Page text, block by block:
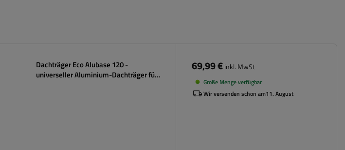
Dachträger Eco Alubase 120 -
universeller Aluminium-Dachträger für
69,99 €inkl. MwSt
Große Menge verfügbar
Wir versenden schon am11. August